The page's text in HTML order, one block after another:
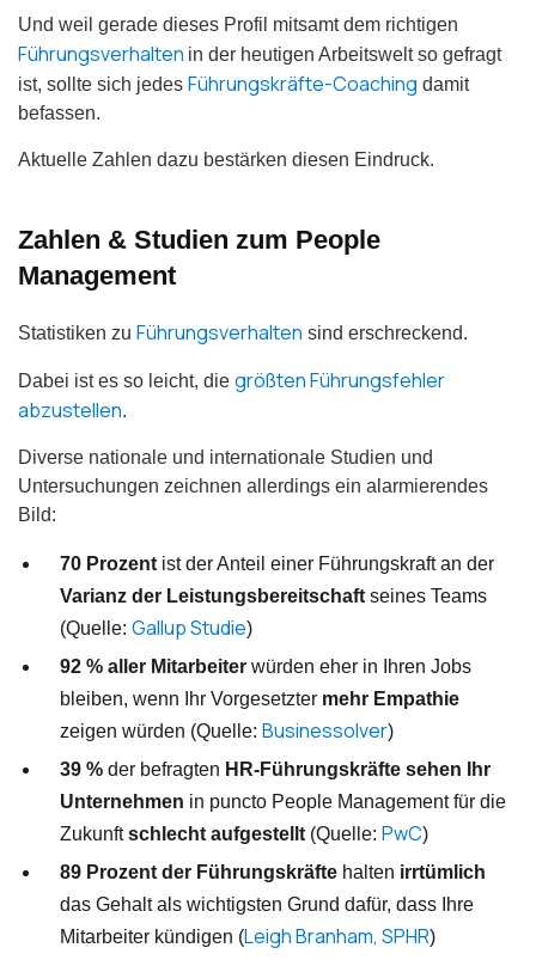
Und weil gerade dieses Profil mitsamt dem richtigen
Führungsverhalten in der heutigen Arbeitswelt so gefragt
ist, sollte sich jedes Führungskräfte-Coaching damit
befassen.
Aktuelle Zahlen dazu bestärken diesen Eindruck.
Zahlen & Studien zum People
Management
Statistiken zu Führungsverhalten sind erschreckend.
Dabei ist es so leicht, die größten Führungsfehler
abzustellen.
Diverse nationale und internationale Studien und
Untersuchungen zeichnen allerdings ein alarmierendes
Bild:
70 Prozent ist der Anteil einer Führungskraft an der
Varianz der Leistungsbereitschaft seines Teams
(Quelle: Gallup Studie)
92 % aller Mitarbeiter würden eher in Ihren Jobs
bleiben, wenn Ihr Vorgesetzter mehr Empathie
zeigen würden (Quelle: Businessolver)
39 % der befragten HR-Führungskräfte sehen Ihr
Unternehmen in puncto People Management für die
Zukunftschlecht aufgestellt (Quelle: PwC)
89 Prozent der Führungskräfte halten irrtümlich
das Gehalt als wichtigsten Grund dafür, dass Ihre
Mitarbeiter kündigen (Leigh Branham, SPHR)